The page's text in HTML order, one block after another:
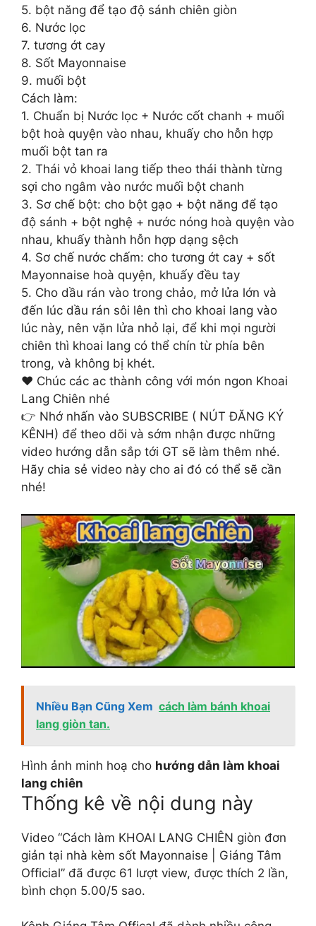
5. bột năng để tạo độ sánh chiên giòn
6. Nước lọc
7. tương ớt cay
8. Sốt Mayonnaise
9. muối bột
Cách làm:
1. Chuẩn bị Nước lọc + Nước cốt chanh + muối
bột hoà quyện vào nhau, khuấy cho hỗn hợp
muối bột tan ra
2. Thái vỏ khoai lang tiếp theo thái thành từng
sợi cho ngâm vào nước muối bột chanh
3. Sơ chế bột: cho bột gạo + bột năng để tạo
độ sánh + bột nghệ + nước nóng hoà quyện vào
nhau, khuấy thành hỗn hợp dạng sệch
4. Sơ chế nước chấm: cho tương ớt cay + sốt
Mayonnaise hoà quyện, khuấy đều tay
5. Cho dầu rán vào trong chảo, mở lửa lớn và
đến lúc dầu rán sôi lên thì cho khoai lang vào
lúc này, nên vặn lửa nhỏ lại, để khi mọi người
chiên thì khoai lang có thể chín từ phía bên
trong, và không bị khét.
❤️ Chúc các ac thành công với món ngon Khoai
Lang Chiên nhé
👉 Nhớ nhấn vào SUBSCRIBE ( NÚT ĐĂNG KÝ
KÊNH) để theo dõi và sớm nhận được những
video hướng dẫn sắp tới GT sẽ làm thêm nhé.
Hãy chia sẻ video này cho ai đó có thể sẽ cần
nhé!
Nhiều Bạn Cũng Xem cách làm bánh khoai
lang giòn tan.
Hình ảnh minh hoạ cho hướng dẫn làm khoai
lang chiên
Thống kê về nội dung này
Video “Cách làm KHOAI LANG CHIÊN giòn đơn
giản tại nhà kèm sốt Mayonnaise | Giáng Tâm
Official” đã được 61 lượt view, được thích 2 lần,
bình chọn 5.00/5 sao.